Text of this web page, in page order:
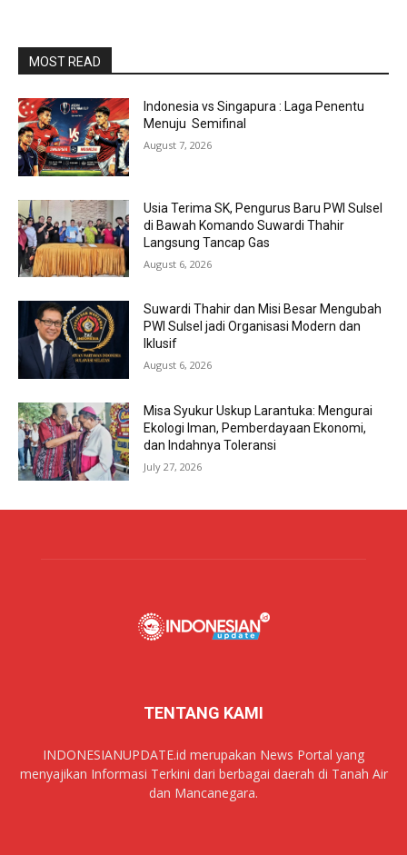
MOST READ
Indonesia vs Singapura : Laga Penentu
Menuju Semifinal
August 7, 2026
Usia Terima SK, Pengurus Baru PWI Sulsel
di Bawah Komando Suwardi Thahir
Langsung Tancap Gas
August 6, 2026
Suwardi Thahir dan Misi Besar Mengubah
PWI Sulsel jadi Organisasi Modern dan
Iklusif
August 6, 2026
Misa Syukur Uskup Larantuka: Mengurai
Ekologi Iman, Pemberdayaan Ekonomi,
dan Indahnya Toleransi
July 27, 2026
TENTANG KAMI
INDONESIANUPDATE.id merupakan News Portal yang
menyajikan Informasi Terkini dari berbagai daerah di Tanah Air
dan Mancanegara.